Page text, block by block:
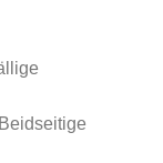
Beidseitige